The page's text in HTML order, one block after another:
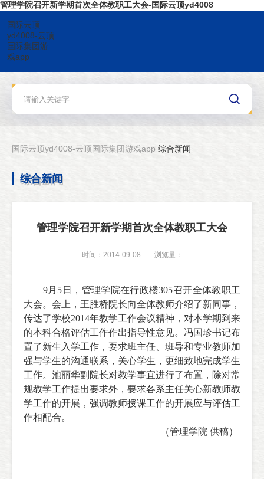
管理学院召开新学期首次全体教职工大会-国际云顶yd4008
国际云顶
yd4008-云顶
国际集团游
戏app
国际云顶yd4008-云顶国际集团游戏app 综合新闻
综合新闻
管理学院召开新学期首次全体教职工大会
时间：2014-09-08 浏览量：
9月 5 日，管理学院在行政楼305召开全体教职工
大会。会上，王胜桥院长向全体教师介绍了新同事，
传达了学校2014年教学工作会议精神，对本学期到来
的本科合格评估工作作出指导性意见。冯国珍书记布
置了新生入学工作，要求班主任、班导和专业教师加
强与学生的沟通联系，关心学生，更细致地完成学生
工作。池丽华副院长对教学事宜进行了布置，除对常
规教学工作提出要求外，要求各系主任关心新教师教
学工作的开展，强调教师授课工作的开展应与评估工
作相配合。
（管理学院 供稿）